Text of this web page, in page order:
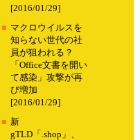
[2016/01/29]
■ マクロウイルスを
知らない世代の社
員が狙われる？
「Office文書を開い
て感染」攻撃が再
び増加
[2016/01/29]
■ 新
gTLD「.shop」、